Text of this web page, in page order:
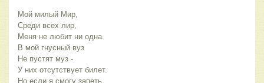
Мой милый Мир,
Среди всех лир,
Меня не любит ни одна.
В мой гнусный вуз
Не пустят муз -
У них отсутствует билет.
Но если я смогу запеть,